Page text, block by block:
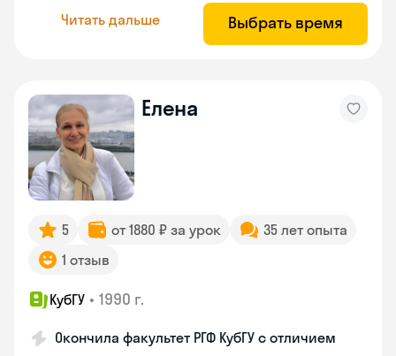
Читать дальше Выбрать время
Елена
5 от 1880 ₽ за урок
35 лет опыта
1 отзыв
КубГУ • 1990 г.
Окончила факультет РГФ КубГУ с отличием